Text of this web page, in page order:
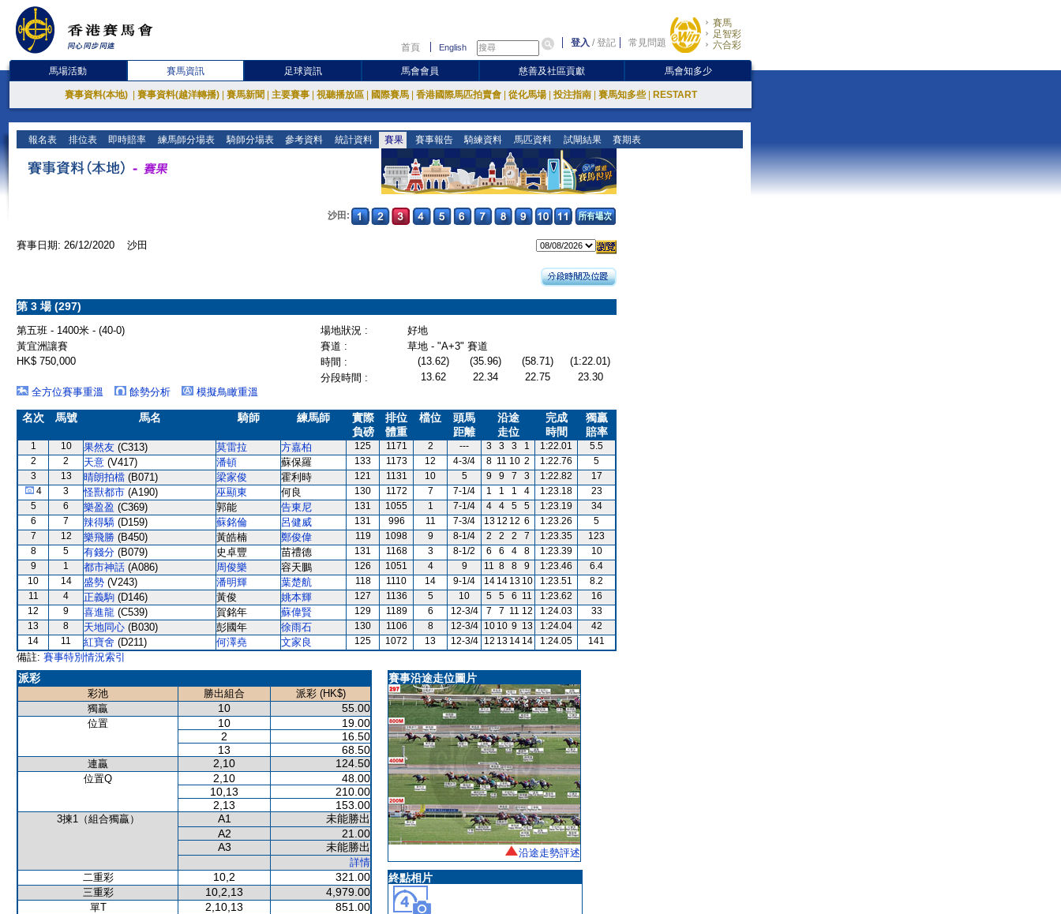
首頁 English 登入 /登記 常見問題
賽馬
足智彩
六合彩
馬場活動 賽馬資訊 足球資訊 馬會會員 慈善及社區貢獻 馬會知多少
賽事資料(本地) 賽事資料(越洋轉播) 賽馬新聞 主要賽事 視聽播放區 國際賽馬 香港國際馬匹拍賣會 從化馬場 投注指南 賽馬知多些 RESTART
報名表 排位表 即時賠率 練馬師分場表 騎師分場表 參考資料 統計資料 賽果 賽事報告 騎練資料 馬匹資料 試閘結果 賽期表
沙田:
賽事日期: 26/12/2020 沙田
第 3 場 (297)
第五班 - 1400米 - (40-0) 場地狀況 :
好地
黃宜洲讓賽
賽道 :
草地 - "A+3" 賽道
HK$ 750,000
時間 : (13.62) (35.96) (58.71)
(1:22.01)
分段時間 :
13.62 22.34 22.75
23.30
全方位賽事重溫
餘勢分析 模擬鳥瞰重溫
名次 馬號 馬名 騎師 練馬師
實際
負磅
排位
體重
檔位
頭馬
距離
沿途
走位
完成
時間
獨贏
賠率
1 10 果然友 (C313) 莫雷拉 方嘉柏 125 1171 2 --- 3 3 3 1 1:22.01
5.5
2
2 天意 (V417) 潘頓 蘇保羅 133 1173 12 4-3/4 8 11 10 2 1:22.76
5
3
13 晴朗拍檔 (B071) 梁家俊 霍利時 121 1131 10 5 9 9 7 3 1:22.82
17
4
3 怪獸都市 (A190) 巫顯東 何良 130 1172 7 7-1/4 1 1 1 4 1:23.18
23
5
6 樂盈盈 (C369) 郭能 告東尼 131 1055 1 7-1/4 4 4 5 5 1:23.19
34
6
7 辣得驕 (D159) 蘇銘倫 呂健威 131 996 11 7-3/4 13 12 12 6 1:23.26
5
7
12 樂飛勝 (B450) 黃皓楠 鄭俊偉 119 1098 9 8-1/4 2 2 2 7 1:23.35
123
8
5 有錢分 (B079) 史卓豐 苗禮德 131 1168 3 8-1/2 6 6 4 8 1:23.39
10
9
1 都市神話 (A086) 周俊樂 容天鵬 126 1051 4 9 11 8 8 9 1:23.46
6.4
10
14 盛勢 (V243) 潘明輝 葉楚航 118 1110 14 9-1/4 14 14 13 10 1:23.51
8.2
11
4 正義駒 (D146) 黃俊 姚本輝 127 1136 5 10 5 5 6 11 1:23.62
16
12
9 喜進龍 (C539) 賀銘年 蘇偉賢 129 1189 6 12-3/4 7 7 11 12 1:24.03
33
13
8 天地同心 (B030) 彭國年 徐雨石 130 1106 8 12-3/4 10 10 9 13 1:24.04
42
14
11 紅寶舍 (D211) 何澤堯 文家良 125 1072 13 12-3/4 12 13 14 14 1:24.05 141
備註: 賽事特別情況索引
派彩
彩池 勝出組合
派彩 (HK$)
獨贏
10 55.00
位置 10
19.00
2
16.50
13
68.50
連贏 2,10 124.50
位置Q 2,10
48.00
10,13
210.00
2,13
153.00
3揀1（組合獨贏） A1
未能勝出
A2
21.00
A3
未能勝出
詳情
二重彩
10,2 321.00
三重彩 10,2,13 4,979.00
單T 2,10,13 851.00
賽事沿途走位圖片
沿途走勢評述
終點相片